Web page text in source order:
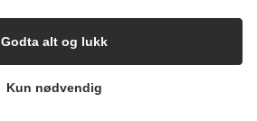
Kontakt oss
Linkedin
Kun nødvendig
Godta alt og lukk